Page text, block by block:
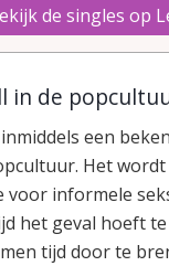
de singles op
in de
een
Het
voor informele
het geval hoeft te
tijd door te